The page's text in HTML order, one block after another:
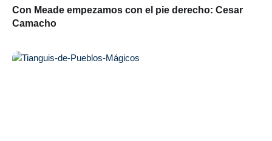
Con Meade empezamos con el pie derecho: Cesar
Camacho